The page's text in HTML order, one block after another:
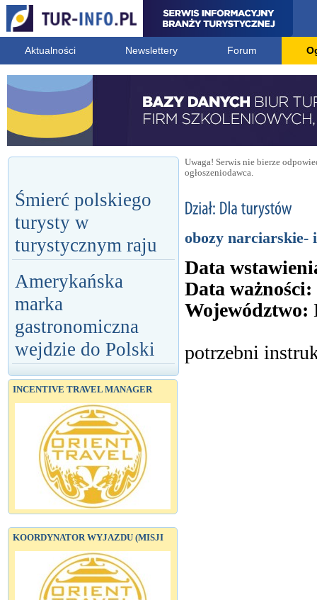
Aktualności Newslettery Forum
Śmierć polskiego
turysty w
turystycznym raju
Amerykańska
marka
gastronomiczna
wejdzie do Polski
INCENTIVE TRAVEL MANAGER
KOORDYNATOR WYJAZDU (MISJI
Uwaga! Serwis nie bierze
ogłoszeniodawca.
obozy
Data
Data ważności:
Województwo:
potrzebni